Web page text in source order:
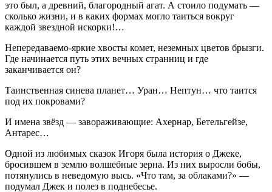
это был, а древний, благородный агат. А стоило подумать —
сколько жизни, и в каких формах могло таиться вокруг
каждой звездной искорки!…
Непередаваемо-яркие хвосты комет, неземных цветов брызги.
Где начинается путь этих вечных странниц и где
заканчивается он?
Таинственная синева планет… Уран… Нептун… что таится
под их покровами?
И имена звёзд — завораживающие: Ахернар, Бетельгейзе,
Антарес…
Одной из любимых сказок Игоря была история о Джеке,
бросившем в землю волшебные зерна. Из них выросли бобы,
потянулись в неведомую высь. «Что там, за облаками?» —
подумал Джек и полез в поднебесье.